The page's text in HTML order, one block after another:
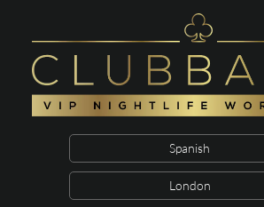
Spanish
London